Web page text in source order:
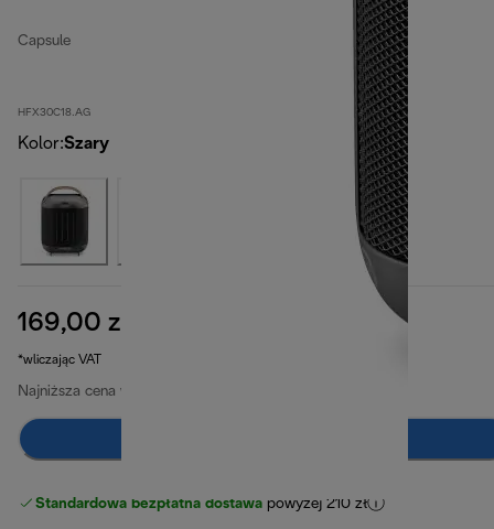
Capsule
HFX30C18.AG
Kolor:Szary
169,00 zł
*wliczając VAT
Najniższa cena w ciągu ostatnich 30 dni
Standardowa bezpłatna dostawa powyżej 210 zł